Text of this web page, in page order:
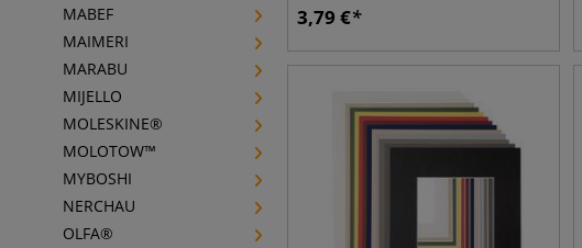
MABEF
MAIMERI
MARABU
MIJELLO
MOLESKINE®
MOLOTOW™
MYBOSHI
NERCHAU
OLFA®
3,79 €